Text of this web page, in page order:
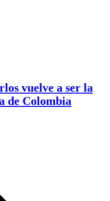
vuelve a ser la
de Colombia